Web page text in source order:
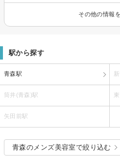
その他の情報
駅から探す
青森駅
筒井(青森)駅
矢田前駅
青森のメンズ美容室で絞り込む